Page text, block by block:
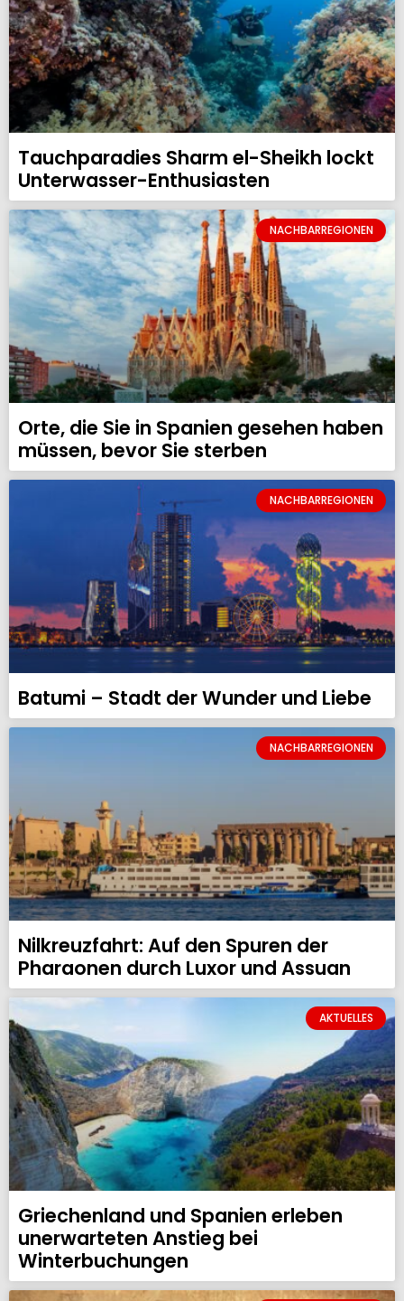
Tauchparadies Sharm el-Sheikh lockt
Unterwasser-Enthusiasten
NACHBARREGIONEN
Orte, die Sie in Spanien gesehen haben
müssen, bevor Sie sterben
NACHBARREGIONEN
Batumi – Stadt der Wunder und Liebe
NACHBARREGIONEN
Nilkreuzfahrt: Auf den Spuren der
Pharaonen durch Luxor und Assuan
AKTUELLES
Griechenland und Spanien erleben
unerwarteten Anstieg bei
Winterbuchungen